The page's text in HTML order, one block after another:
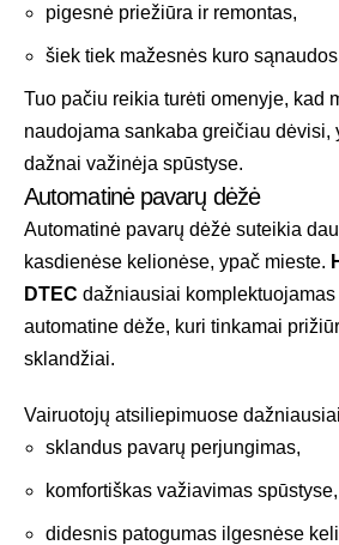
pigesnė priežiūra ir remontas,
šiek tiek mažesnės kuro
Tuo pačiu reikia turėti omenyje, kad
naudojama sankaba greičiau dėvisi,
dažnai važinėja spūstyse.
Automatinė pavarų dėžė
Automatinė pavarų dėžė suteikia
kasdienėse kelionėse, ypač mieste.
DTEC dažniausiai
automatine dėže, kuri tinkamai
sklandžiai.
Vairuotojų atsiliepimuose
sklandus pavarų perjungimas,
komfortiškas važiavimas spūstyse,
didesnis patogumas ilgesnėse